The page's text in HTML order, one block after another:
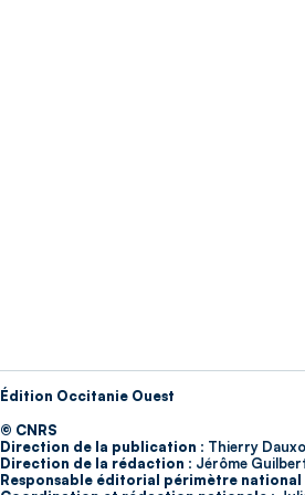
Édition Occitanie Ouest
© CNRS
Direction de la publication : Thierry
Direction de la rédaction : Jérôme
Responsable éditorial périmètre national